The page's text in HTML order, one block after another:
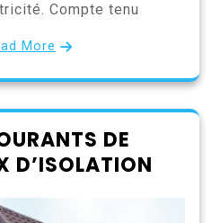
Compte tenu
More
DE
D’ISOLATION